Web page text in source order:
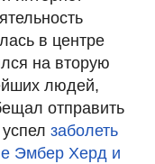
в центре
на вторую
людей,
отправить
заболеть
Эмбер Херд и